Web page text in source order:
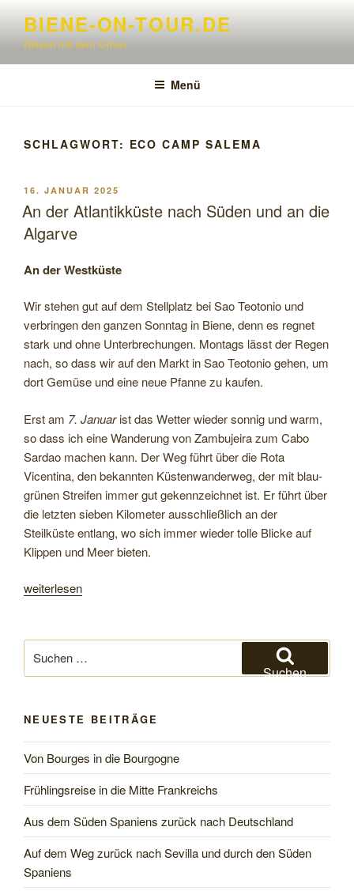
springen
BIENE-ON-TOUR.DE
Reisen mit dem Oman
Menü
SCHLAGWORT: ECO CAMP SALEMA
VERÖFFENTLICHT
AM
16. JANUAR 2025
An der Atlantikküste nach Süden und an die
Algarve
An der Westküste
Wir stehen gut auf dem Stellplatz bei Sao Teotonio und
verbringen den ganzen Sonntag in Biene, denn es regnet
stark und ohne Unterbrechungen. Montags lässt der Regen
nach, so dass wir auf den Markt in Sao Teotonio gehen, um
dort Gemüse und eine neue Pfanne zu kaufen.
Erst am 7. Januarist das Wetter wieder sonnig und warm,
so dass ich eine Wanderung von Zambujeira zum Cabo
Sardao machen kann. Der Weg führt über die Rota
Vicentina, den bekannten Küstenwanderweg, der mit blau-
grünen Streifen immer gut gekennzeichnet ist. Er führt über
die letzten sieben Kilometer ausschließlich an der
Steilküste entlang, wo sich immer wieder tolle Blicke auf
Klippen und Meer bieten.
„An
nach
Süden
und
die
Algarve“
weiterlesen
nach:
Suchen
NEUESTE BEITRÄGE
Von Bourges in die Bourgogne
Frühlingsreise in die Mitte Frankreichs
Aus dem Süden Spaniens zurück nach Deutschland
Auf dem Weg zurück nach Sevilla und durch den Süden
Spaniens